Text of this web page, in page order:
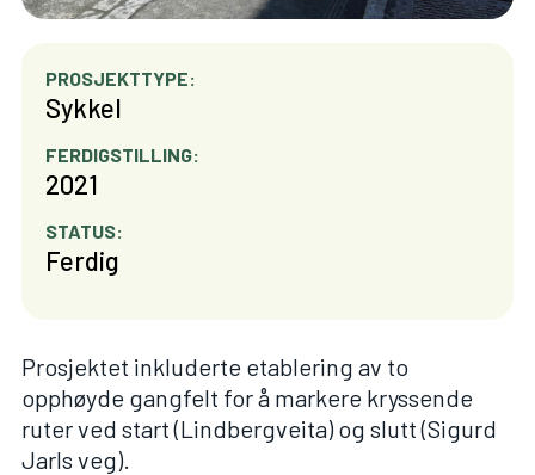
PROSJEKTTYPE:
Sykkel
FERDIGSTILLING:
2021
STATUS:
Ferdig
Prosjektet inkluderte etablering av to
opphøyde gangfelt for å markere kryssende
ruter ved start (Lindbergveita) og slutt (Sigurd
Jarls veg).